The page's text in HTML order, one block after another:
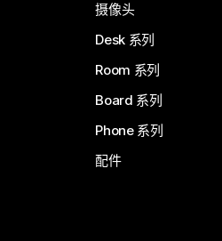
摄像头
Desk 系列
Room 系列
Board 系列
Phone 系列
配件